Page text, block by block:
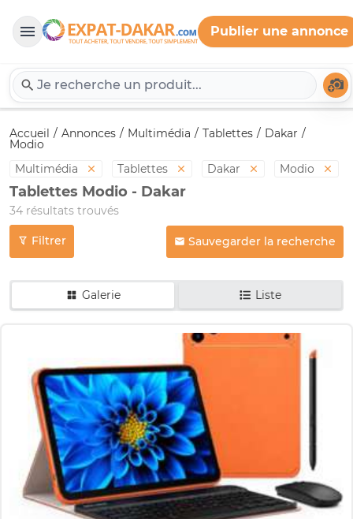
Expat-Dakar
Publier une annonce
Accueil Annonces Multimédia Tablettes Dakar
Modio
Multimédia
Tablettes Dakar Modio
Tablettes Modio - Dakar
34 résultats trouvés
Filtrer Sauvegarder la recherche
Galerie Liste